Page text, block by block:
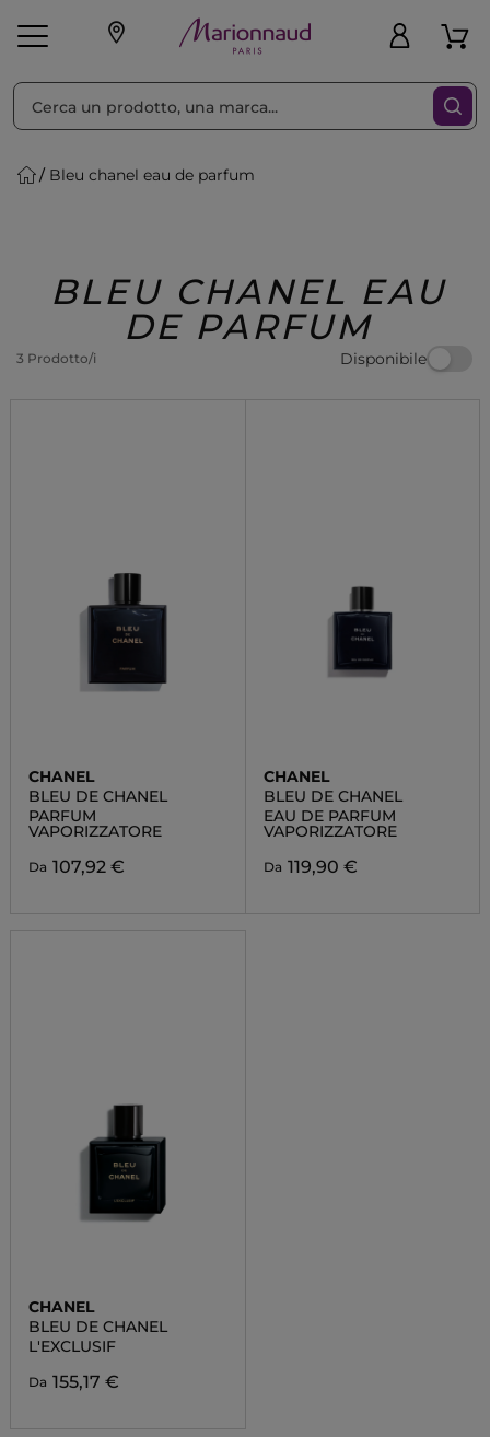
Make-up Profumi
Regalo
Bleu chanel eau de parfum
BLEU CHANEL EAU
DE PARFUM
3 Prodotto/i Disponibile
Ordina per Filtra
CHANEL
BLEU DE CHANEL
PARFUM
VAPORIZZATORE
Da 107,92 €
CHANEL
BLEU DE CHANEL
EAU DE PARFUM
VAPORIZZATORE
Da 119,90 €
CHANEL
BLEU DE CHANEL
L'EXCLUSIF
Da 155,17 €